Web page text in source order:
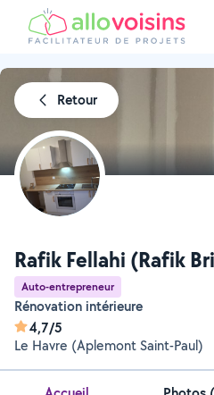
Retour
Rafik Fellahi (Rafik
Auto-entrepreneur
Rénovation intérieure
4,7/5
Le Havre (Aplemont Saint-Paul)